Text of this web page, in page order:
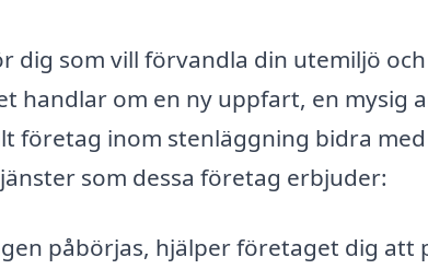
dig som vill förvandla din utemiljö och
handlar om en ny uppfart, en mysig
företag inom stenläggning bidra
som dessa företag erbjuder:
påbörjas, hjälper företaget dig att